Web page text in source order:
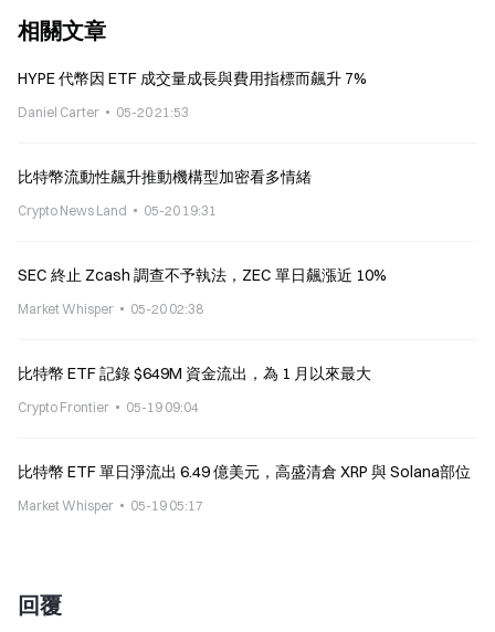
相關文章
HYPE 代幣因 ETF 成交量成長與費用指標而飆升 7%
Daniel Carter 05-20 21:53
比特幣流動性飆升推動機構型加密看多情緒
Crypto News Land 05-20 19:31
SEC 終止 Zcash 調查不予執法，ZEC 單日飆漲近 10%
Market Whisper 05-20 02:38
比特幣 ETF 記錄 $649M 資金流出，為 1 月以來最大
Crypto Frontier 05-19 09:04
比特幣 ETF 單日淨流出 6.49 億美元，高盛清倉 XRP 與 Solana部位
Market Whisper 05-19 05:17
回覆